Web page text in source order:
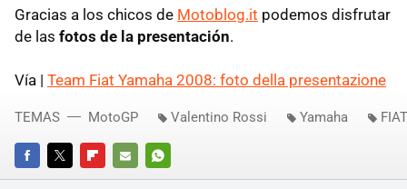
Gracias a los chicos de Motoblog.it podemos disfrutar
de las fotos de la presentación.
Vía | Team Fiat Yamaha 2008: foto della presentazione
FACEBOOKTWITTERFLIPBOARD
E-
WHATSAPP
TEMAS MotoGP Valentino Rossi Yamaha FIAT